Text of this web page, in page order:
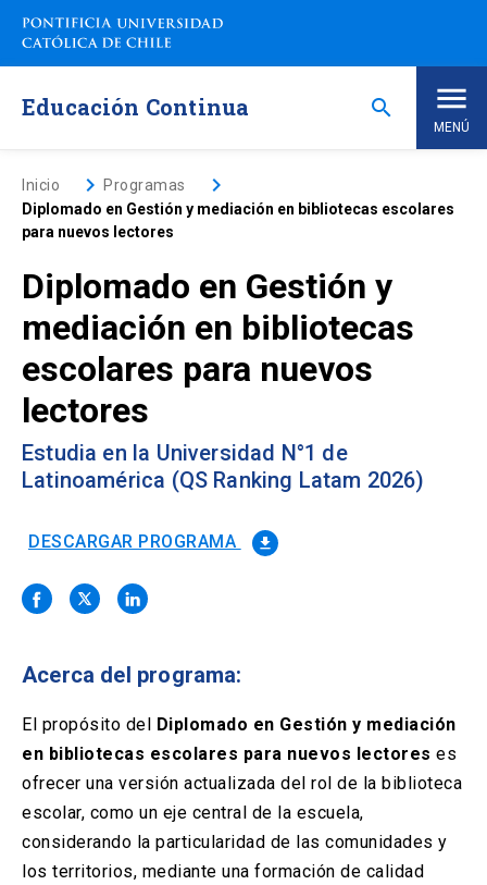
Saltar
contenido
Educación Continua search
MENÚ
Inicio
Nosotros
Programas de Estudio
Programas Corporativos
Noticias
Solicitud Certificados(El
se
Portal Empresas(El
se
nueva
Pagos y Convenios
abre
una
pestaña)
ACCESOS UC
Biblioteca launch
(El
enlace
abre
en
una
nueva
pestaña)
Mi Portal UC launch
(El
enlace
abre
en
una
nueva
pestaña)
(El
enlace
se
abre
en
Inicio keyboard_arrow_rightProgramas keyboard_arrow_right
Diplomado en Gestión y mediación en bibliotecas escolares
para nuevos lectores
Diplomado en Gestión y
mediación en bibliotecas
escolares para nuevos
lectores
Estudia en la Universidad N°1 de
Latinoamérica (QS Ranking Latam 2026)
DESCARGAR PROGRAMA file_download
Acerca del programa:
El propósito del Diplomado en Gestión y mediación
en bibliotecas escolares para nuevos lectores es
ofrecer una versión actualizada del rol de la biblioteca
escolar, como un eje central de la escuela,
considerando la particularidad de las comunidades y
los territorios, mediante una formación de calidad